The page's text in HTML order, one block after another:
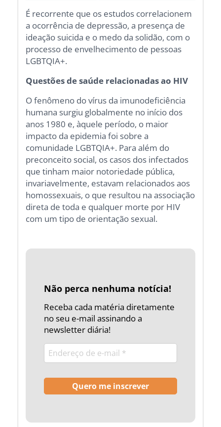
É recorrente que os estudos correlacionem
a ocorrência de depressão, a presença de
ideação suicida e o medo da solidão, com o
processo de envelhecimento de pessoas
LGBTQIA+.
Questões de saúde relacionadas ao HIV
O fenômeno do vírus da imunodeficiência
humana surgiu globalmente no início dos
anos 1980 e, àquele período, o maior
impacto da epidemia foi sobre a
comunidade LGBTQIA+. Para além do
preconceito social, os casos dos infectados
que tinham maior notoriedade pública,
invariavelmente, estavam relacionados aos
homossexuais, o que resultou na associação
direta de toda e qualquer morte por HIV
com um tipo de orientação sexual.
Não perca nenhuma notícia!
Receba cada matéria diretamente
no seu e-mail assinando a
newsletter diária!